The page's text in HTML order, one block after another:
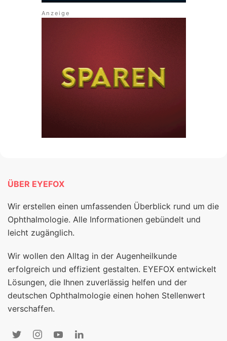
ÜBER EYEFOX
Wir erstellen einen umfassenden Überblick rund um die
Ophthalmologie. Alle Informationen gebündelt und
leicht zugänglich.
Wir wollen den Alltag in der Augenheilkunde
erfolgreich und effizient gestalten. EYEFOX entwickelt
Lösungen, die Ihnen zuverlässig helfen und der
deutschen Ophthalmologie einen hohen Stellenwert
verschaffen.